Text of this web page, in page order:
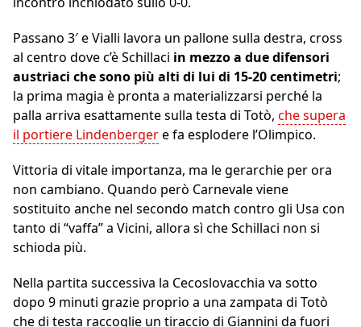
Passano 3′ e Vialli lavora un pallone sulla destra, cross
al centro dove c’è Schillaci in mezzo a due difensori
austriaci che sono più alti di lui di 15-20 centimetri;
la prima magia è pronta a materializzarsi perché la
palla arriva esattamente sulla testa di Totò, che supera
il portiere Lindenbergere fa esplodere l’Olimpico.
Vittoria di vitale importanza, ma le gerarchie per ora
non cambiano. Quando però Carnevale viene
sostituito anche nel secondo match contro gli Usa con
tanto di “vaffa” a Vicini, allora sì che Schillaci non si
schioda più.
Nella partita successiva la Cecoslovacchia va sotto
dopo 9 minuti grazie proprio a una zampata di Totò
che di testa raccoglie un tiraccio di Giannini da fuori